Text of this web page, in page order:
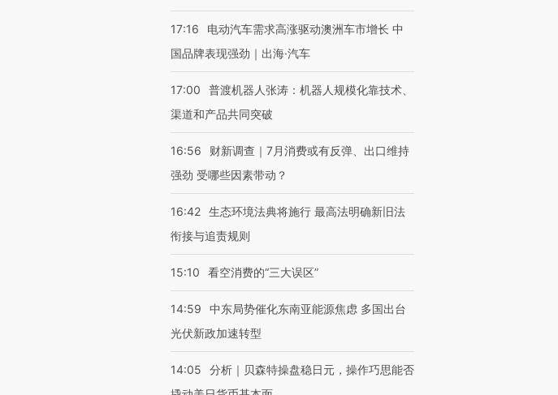
17:16
电动汽车需求高涨驱动澳洲车市增长 中
国品牌表现强劲｜出海·汽车
17:00
普渡机器人张涛：机器人规模化靠技术、
渠道和产品共同突破
16:56
财新调查｜7月消费或有反弹、出口维持
强劲 受哪些因素带动？
16:42 生态环境法典将施行 最高法明确新旧法
衔接与追责规则
15:10 看空消费的“三大误区”
14:59
中东局势催化东南亚能源焦虑 多国出台
光伏新政加速转型
14:05
分析｜贝森特操盘稳日元，操作巧思能否